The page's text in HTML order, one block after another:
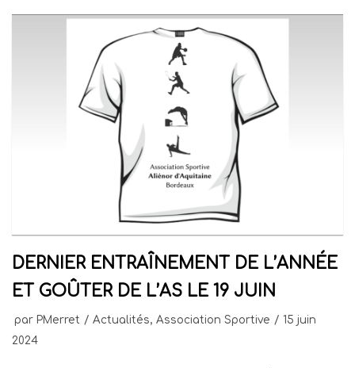
DERNIER ENTRAÎNEMENT DE L’ANNÉE
ET GOÛTER DE L’AS LE 19 JUIN
par PMerret Actualités, Association Sportive
15 juin
2024